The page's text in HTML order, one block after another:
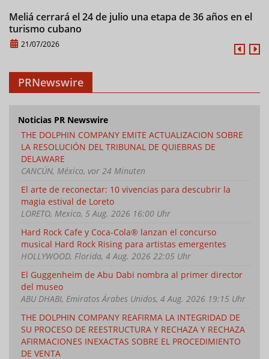
Meliá cerrará el 24 de julio una etapa de 36 años en el
turismo cubano
21/07/2026
PRNewswire
Noticias PR Newswire
THE DOLPHIN COMPANY EMITE ACTUALIZACION SOBRE
LA RESOLUCIÓN DEL TRIBUNAL DE QUIEBRAS DE
DELAWARE
CANCÚN, México, vor 24 Minuten
El arte de reconectar: 10 vivencias para descubrir la
magia estival de Loreto
LORETO, Mexico, 5 Aug. 2026 16:00 Uhr
Hard Rock Cafe y Coca-Cola® lanzan el concurso
musical Hard Rock Rising para artistas emergentes
HOLLYWOOD, Florida, 4 Aug. 2026 22:05 Uhr
El Guggenheim de Abu Dabi nombra al primer director
del museo
ABU DHABI, Emiratos Árabes Unidos, 4 Aug. 2026 19:15 Uhr
THE DOLPHIN COMPANY REAFIRMA LA INTEGRIDAD DE
SU PROCESO DE REESTRUCTURA Y RECHAZA Y RECHAZA
AFIRMACIONES INEXACTAS SOBRE EL PROCEDIMIENTO
DE VENTA